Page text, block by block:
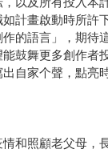
計畫啟動時所許
的語言」，期待
鼓舞更多創作者
自家个聲，點亮
和照顧老父母，